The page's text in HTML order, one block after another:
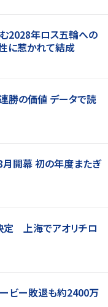
2028年ロス五輪への
に惹かれて結成
勝の価値 データで読
月開幕 初の年度またぎ
定 上海でアオリチロ
ビー敗退も約2400万